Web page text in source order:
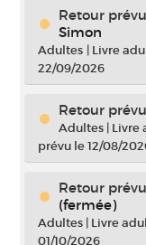
Retour
Simon
Adultes | Livre
22/09/2026
Retour
Adultes | Livre
prévu le 12/08/
Retour
(fermée)
Adultes | Livre
01/10/2026